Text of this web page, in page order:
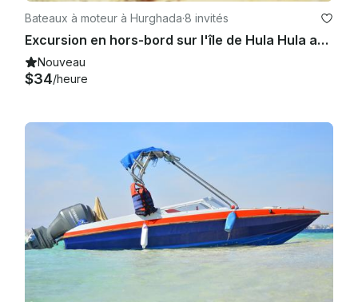
Bateaux à moteur à Hurghada·8 invités
Excursion en hors-bord sur l'île de Hula Hula avec 1 plongée et transferts — Hurghada
Nouveau
$34/heure